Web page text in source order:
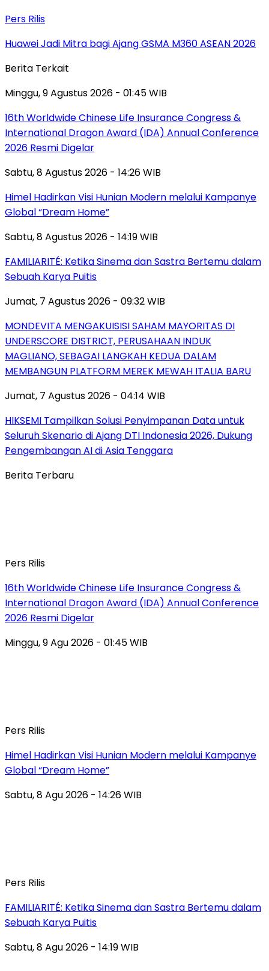
Pers Rilis
Huawei Jadi Mitra bagi Ajang GSMA M360 ASEAN 2026
Berita Terkait
Minggu, 9 Agustus 2026 - 01:45 WIB
16th Worldwide Chinese Life Insurance Congress &
International Dragon Award (IDA) Annual Conference
2026 Resmi Digelar
Sabtu, 8 Agustus 2026 - 14:26 WIB
Himel Hadirkan Visi Hunian Modern melalui Kampanye
Global “Dream Home”
Sabtu, 8 Agustus 2026 - 14:19 WIB
FAMILIARITÉ: Ketika Sinema dan Sastra Bertemu dalam
Sebuah Karya Puitis
Jumat, 7 Agustus 2026 - 09:32 WIB
MONDEVITA MENGAKUISISI SAHAM MAYORITAS DI
UNDERSCORE DISTRICT, PERUSAHAAN INDUK
MAGLIANO, SEBAGAI LANGKAH KEDUA DALAM
MEMBANGUN PLATFORM MEREK MEWAH ITALIA BARU
Jumat, 7 Agustus 2026 - 04:14 WIB
HIKSEMI Tampilkan Solusi Penyimpanan Data untuk
Seluruh Skenario di Ajang DTI Indonesia 2026, Dukung
Pengembangan AI di Asia Tenggara
Berita Terbaru
Pers Rilis
16th Worldwide Chinese Life Insurance Congress &
International Dragon Award (IDA) Annual Conference
2026 Resmi Digelar
Minggu, 9 Agu 2026 - 01:45 WIB
Pers Rilis
Himel Hadirkan Visi Hunian Modern melalui Kampanye
Global “Dream Home”
Sabtu, 8 Agu 2026 - 14:26 WIB
Pers Rilis
FAMILIARITÉ: Ketika Sinema dan Sastra Bertemu dalam
Sebuah Karya Puitis
Sabtu, 8 Agu 2026 - 14:19 WIB